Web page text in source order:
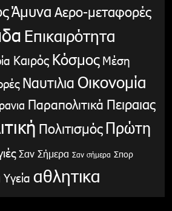
Άμυνα Αερο-μεταφορές
Επικαιρότητα
Καιρός Κόσμος Μέση
Ναυτιλια Οικονομία
Παραπολιτικά Πειραιας
Πολιτισμός Πρώτη
Σαν Σήμερα Σαν σήμερα Σπορ
Υγεία αθλητικα